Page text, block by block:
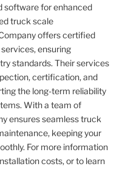
software for enhanced
truck scale
offers certified
ensuring
standards. Their services
certification, and
the long-term reliability
With a team of
ensures seamless truck
keeping your
For more information
costs, or to learn